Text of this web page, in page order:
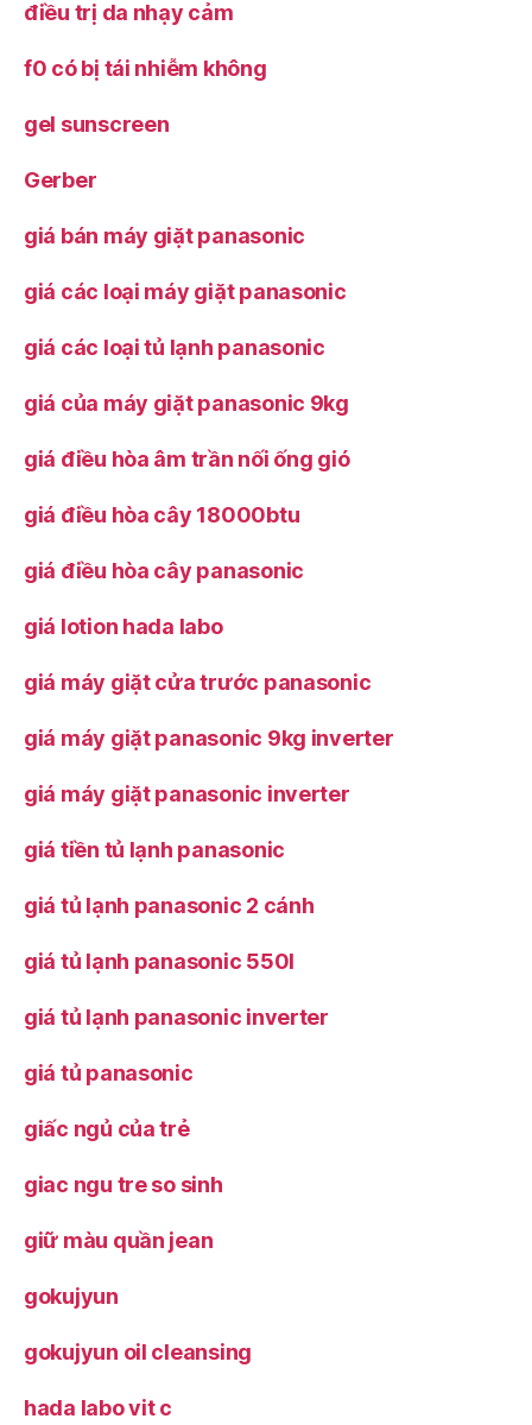
điều trị da nhạy cảm
f0 có bị tái nhiễm không
gel sunscreen
Gerber
giá bán máy giặt panasonic
giá các loại máy giặt panasonic
giá các loại tủ lạnh panasonic
giá của máy giặt panasonic 9kg
giá điều hòa âm trần nối ống gió
giá điều hòa cây 18000btu
giá điều hòa cây panasonic
giá lotion hada labo
giá máy giặt cửa trước panasonic
giá máy giặt panasonic 9kg inverter
giá máy giặt panasonic inverter
giá tiền tủ lạnh panasonic
giá tủ lạnh panasonic 2 cánh
giá tủ lạnh panasonic 550l
giá tủ lạnh panasonic inverter
giá tủ panasonic
giấc ngủ của trẻ
giac ngu tre so sinh
giữ màu quần jean
gokujyun
gokujyun oil cleansing
hada labo vit c